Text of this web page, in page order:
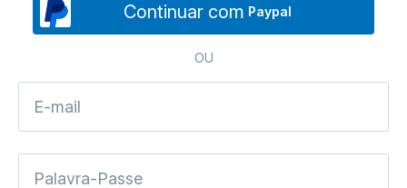
Continuar com Paypal
OU